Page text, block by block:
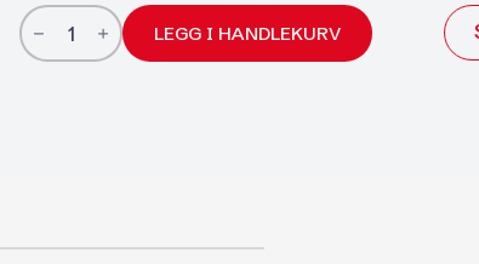
Hengerhjul
145/80-
13
LEGG I HANDLEKURV